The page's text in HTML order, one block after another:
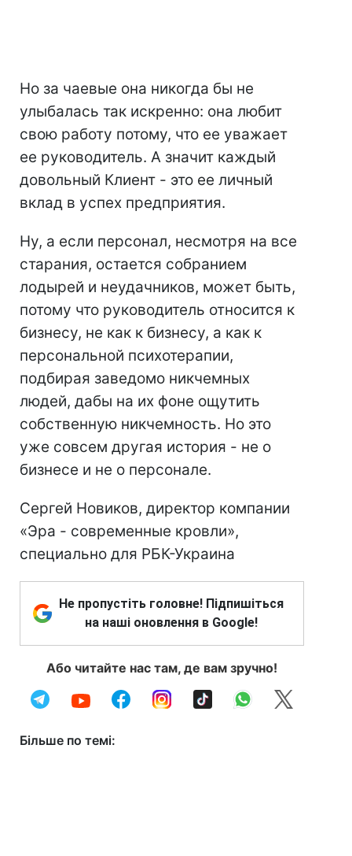
Но за чаевые она никогда бы не
улыбалась так искренно: она любит
свою работу потому, что ее уважает
ее руководитель. А значит каждый
довольный Клиент - это ее личный
вклад в успех предприятия.
Ну, а если персонал, несмотря на все
старания, остается собранием
лодырей и неудачников, может быть,
потому что руководитель относится к
бизнесу, не как к бизнесу, а как к
персональной психотерапии,
подбирая заведомо никчемных
людей, дабы на их фоне ощутить
собственную никчемность. Но это
уже совсем другая история - не о
бизнесе и не о персонале.
Сергей Новиков, директор компании
«Эра - современные кровли»,
специально для РБК-Украина
Не пропустіть головне! Підпишіться
на наші оновлення в Google!
Або читайте нас там, де вам зручно!
Більше по темі: